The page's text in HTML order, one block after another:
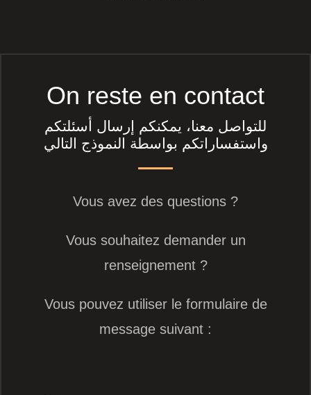
On reste en contact
للتواصل معنا، يمكنكم إرسال أسئلتكم
واستفساراتكم بواسطة النموذج التالي
Vous avez des questions ?
Vous souhaitez demander un
renseignement ?
Vous pouvez utiliser le formulaire de
message suivant :